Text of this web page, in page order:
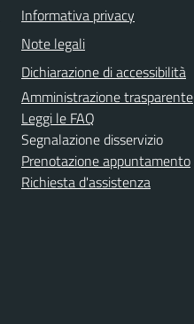
Informativa privacy
Note legali
Dichiarazione di accessibilità
Amministrazione trasparente
Leggi le FAQ
Segnalazione disservizio
Prenotazione appuntamento
Richiesta d'assistenza